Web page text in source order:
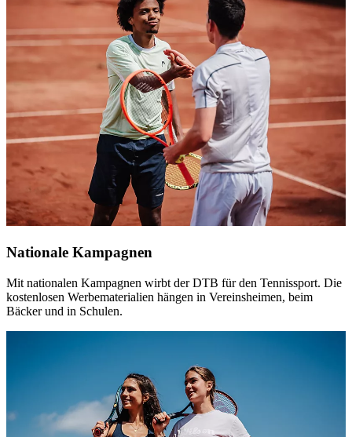
Nationale Kampagnen
Mit nationalen Kampagnen wirbt der DTB für den Tennissport. Die
kostenlosen Werbematerialien hängen in Vereinsheimen, beim
Bäcker und in Schulen.